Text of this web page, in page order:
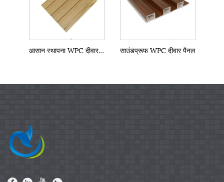
आसान स्थापना WPC दीवार पैनल साउंडप्रूफ WPC दीवार पैनल